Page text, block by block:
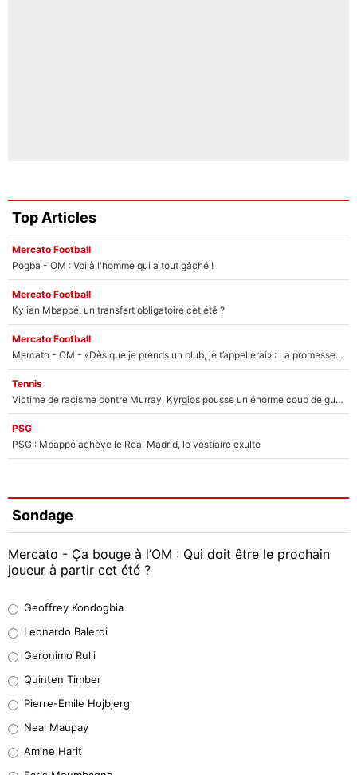
Top Articles
Mercato Football
Pogba - OM : Voilà l'homme qui a tout gâché !
Mercato Football
Kylian Mbappé, un transfert obligatoire cet été ?
Mercato Football
Mercato - OM - «Dès que je prends un club, je t’appellerai» : La promesse de Marcelino au moment de claquer la porte
Tennis
Victime de racisme contre Murray, Kyrgios pousse un énorme coup de gueule !
PSG
PSG : Mbappé achève le Real Madrid, le vestiaire exulte
Sondage
Mercato - Ça bouge à l’OM : Qui doit être le prochain
joueur à partir cet été ?
38%
32%
4%
1%
Geoffrey Kondogbia
Leonardo Balerdi
Geronimo Rulli
Quinten Timber
Pierre-Emile Hojbjerg
Neal Maupay
Amine Harit